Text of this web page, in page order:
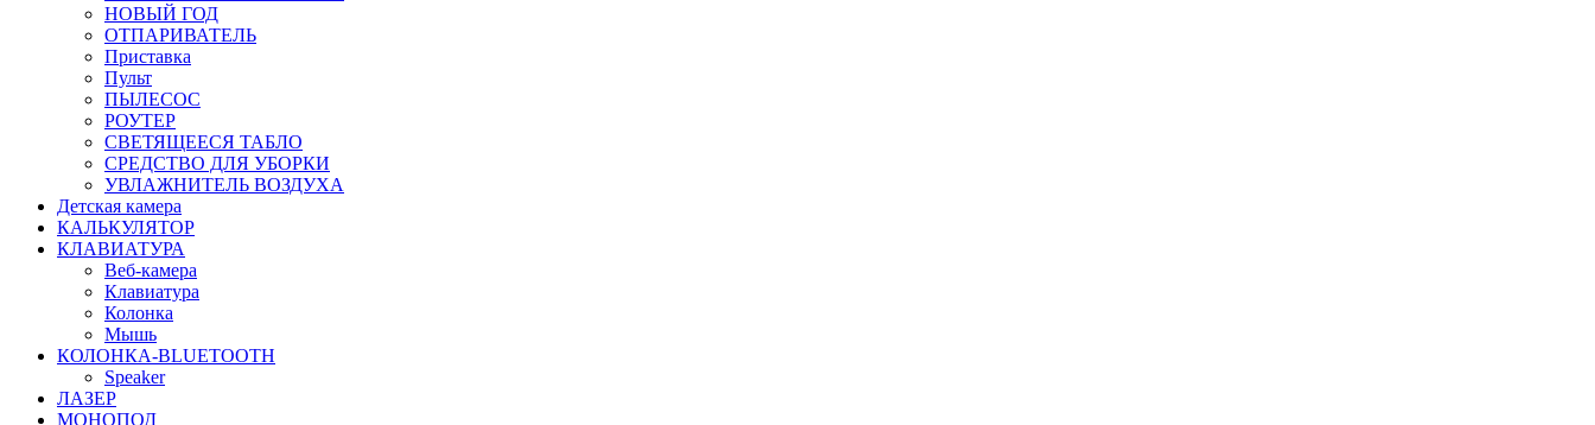
НОВЫЙ ГОД
ОТПАРИВАТЕЛЬ
Приставка
Пульт
ПЫЛЕСОС
РОУТЕР
СВЕТЯЩЕЕСЯ ТАБЛО
СРЕДСТВО ДЛЯ УБОРКИ
УВЛАЖНИТЕЛЬ ВОЗДУХА
Детская камера
КАЛЬКУЛЯТОР
КЛАВИАТУРА
Веб-камера
Клавиатура
Колонка
Мышь
КОЛОНКА-BLUETOOTH
Speaker
ЛАЗЕР
МОНОПОД